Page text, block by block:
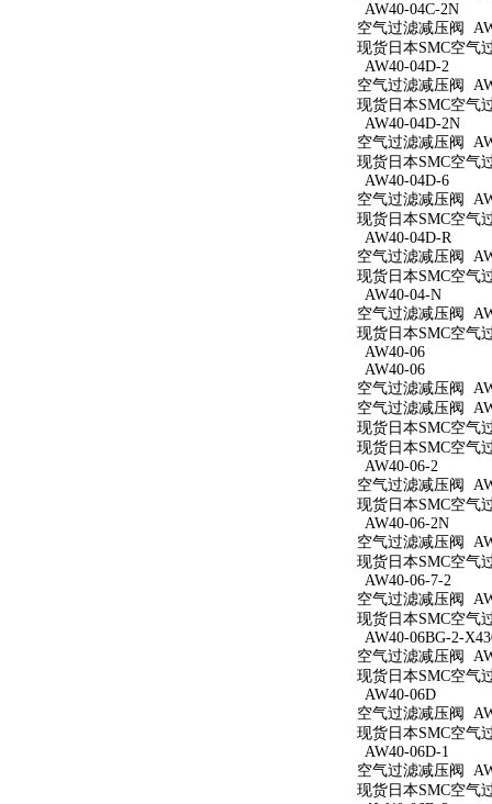
AW40-04C-2N
空气过滤减压阀
现货日本SMC空气
AW40-04D-2
空气过滤减压阀
现货日本SMC空气
AW40-04D-2N
空气过滤减压阀
现货日本SMC空气
AW40-04D-6
空气过滤减压阀
现货日本SMC空气
AW40-04D-R
空气过滤减压阀
现货日本SMC空气
AW40-04-N
空气过滤减压阀
现货日本SMC空气
AW40-06
AW40-06
空气过滤减压阀
空气过滤减压阀
现货日本SMC空气
现货日本SMC空气
AW40-06-2
空气过滤减压阀
现货日本SMC空气
AW40-06-2N
空气过滤减压阀
现货日本SMC空气
AW40-06-7-2
空气过滤减压阀
现货日本SMC空气
AW40-06BG-2-
空气过滤减压阀
现货日本SMC空气
AW40-06D
空气过滤减压阀
现货日本SMC空气
AW40-06D-1
空气过滤减压阀
现货日本SMC空气